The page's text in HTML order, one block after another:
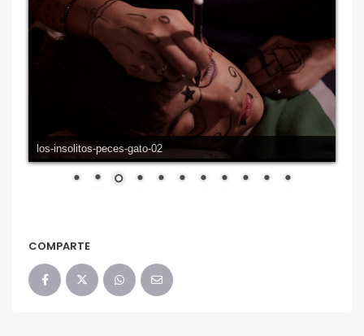
los-insolitos-peces-gato-03
COMPARTE